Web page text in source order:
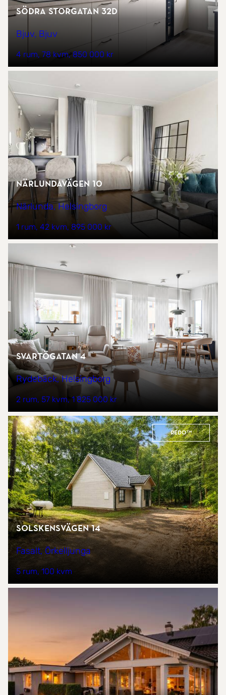
Södra Storgatan 32D
Bjuv, Bjuv
4 rum 78 kvm 850 000 kr
Närlundavägen 10
Närlunda, Helsingborg
1 rum 42 kvm 895 000 kr
Svartögatan 4
Rydebäck, Helsingborg
2 rum 57 kvm 1 825 000 kr
REDO™
Solskensvägen 14
Fasalt, Örkelljunga
5 rum 100 kvm